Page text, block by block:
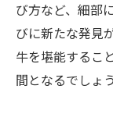
び方など、細部
びに新たな発見
牛を堪能するこ
間となるでしょう